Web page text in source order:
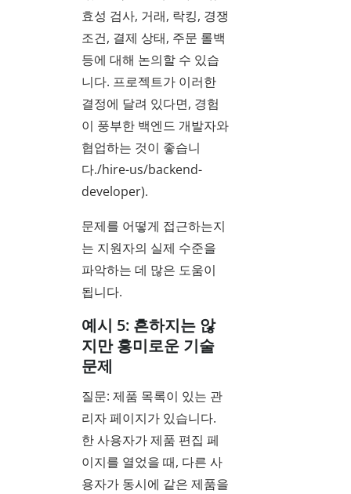
효성 검사, 거래, 락킹, 경쟁
조건, 결제 상태, 주문 롤백
등에 대해 논의할 수 있습
니다. 프로젝트가 이러한
결정에 달려 있다면, 경험
이 풍부한 백엔드 개발자와
협업하는 것이 좋습니
다./hire-us/backend-
developer).
문제를 어떻게 접근하는지
는 지원자의 실제 수준을
파악하는 데 많은 도움이
됩니다.
예시 5: 흔하지는 않
지만 흥미로운 기술
문제
질문: 제품 목록이 있는 관
리자 페이지가 있습니다.
한 사용자가 제품 편집 페
이지를 열었을 때, 다른 사
용자가 동시에 같은 제품을